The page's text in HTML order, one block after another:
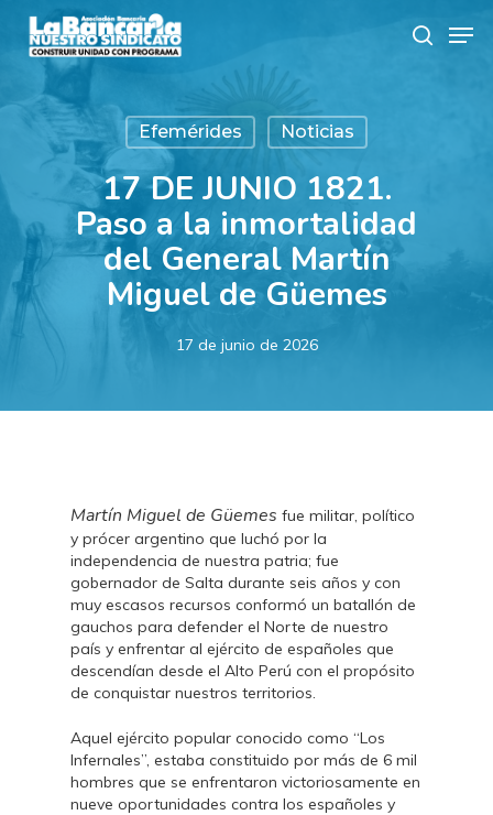
main
search
Efemérides Noticias
17 DE JUNIO 1821.
Paso a la inmortalidad
del General Martín
Miguel de Güemes
17 de junio de 2026
Martín Miguel de Güemes fue militar, político
y prócer argentino que luchó por la
independencia de nuestra patria; fue
gobernador de Salta durante seis años y con
muy escasos recursos conformó un batallón de
gauchos para defender el Norte de nuestro
país y enfrentar al ejército de españoles que
descendían desde el Alto Perú con el propósito
de conquistar nuestros territorios.
Aquel ejército popular conocido como “Los
Infernales”, estaba constituido por más de 6 mil
hombres que se enfrentaron victoriosamente en
nueve oportunidades contra los españoles y